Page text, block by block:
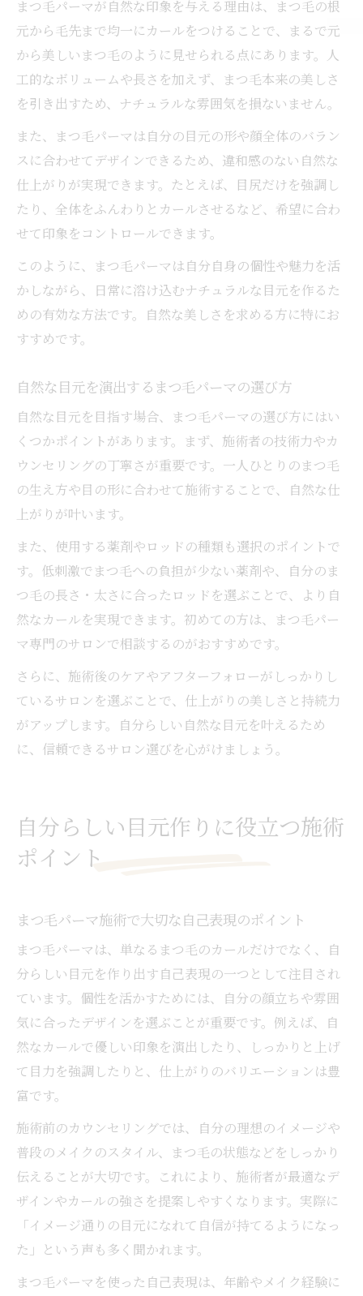
まつ毛パーマが自然な印象を与える理由は、まつ毛の根
元から毛先まで均一にカールをつけることで、まるで元
から美しいまつ毛のように見せられる点にあります。人
工的なボリュームや長さを加えず、まつ毛本来の美しさ
を引き出すため、ナチュラルな雰囲気を損ないません。
また、まつ毛パーマは自分の目元の形や顔全体のバラン
スに合わせてデザインできるため、違和感のない自然な
仕上がりが実現できます。たとえば、目尻だけを強調し
たり、全体をふんわりとカールさせるなど、希望に合わ
せて印象をコントロールできます。
このように、まつ毛パーマは自分自身の個性や魅力を活
かしながら、日常に溶け込むナチュラルな目元を作るた
めの有効な方法です。自然な美しさを求める方に特にお
すすめです。
自然な目元を演出するまつ毛パーマの選び方
自然な目元を目指す場合、まつ毛パーマの選び方にはい
くつかポイントがあります。まず、施術者の技術力やカ
ウンセリングの丁寧さが重要です。一人ひとりのまつ毛
の生え方や目の形に合わせて施術することで、自然な仕
上がりが叶います。
また、使用する薬剤やロッドの種類も選択のポイントで
す。低刺激でまつ毛への負担が少ない薬剤や、自分のま
つ毛の長さ・太さに合ったロッドを選ぶことで、より自
然なカールを実現できます。初めての方は、まつ毛パー
マ専門のサロンで相談するのがおすすめです。
さらに、施術後のケアやアフターフォローがしっかりし
ているサロンを選ぶことで、仕上がりの美しさと持続力
がアップします。自分らしい自然な目元を叶えるため
に、信頼できるサロン選びを心がけましょう。
自分らしい目元作りに役立つ施術
ポイント
まつ毛パーマ施術で大切な自己表現のポイント
まつ毛パーマは、単なるまつ毛のカールだけでなく、自
分らしい目元を作り出す自己表現の一つとして注目され
ています。個性を活かすためには、自分の顔立ちや雰囲
気に合ったデザインを選ぶことが重要です。例えば、自
然なカールで優しい印象を演出したり、しっかりと上げ
て目力を強調したりと、仕上がりのバリエーションは豊
富です。
施術前のカウンセリングでは、自分の理想のイメージや
普段のメイクのスタイル、まつ毛の状態などをしっかり
伝えることが大切です。これにより、施術者が最適なデ
ザインやカールの強さを提案しやすくなります。実際に
「イメージ通りの目元になれて自信が持てるようになっ
た」という声も多く聞かれます。
まつ毛パーマを使った自己表現は、年齢やメイク経験に